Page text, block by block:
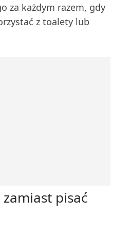
za każdym razem, gdy
z toalety lub
pisać